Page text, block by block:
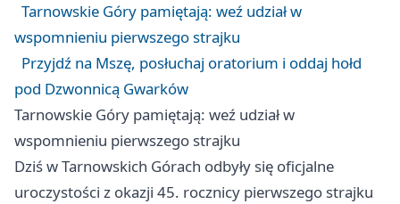
Tarnowskie Góry pamiętają: weź udział w
wspomnieniu pierwszego strajku
Przyjdź na Mszę, posłuchaj oratorium i oddaj hołd
pod Dzwonnicą Gwarków
Tarnowskie Góry pamiętają: weź udział w
wspomnieniu pierwszego strajku
Dziś w Tarnowskich Górach odbyły się oficjalne
uroczystości z okazji 45. rocznicy pierwszego strajku